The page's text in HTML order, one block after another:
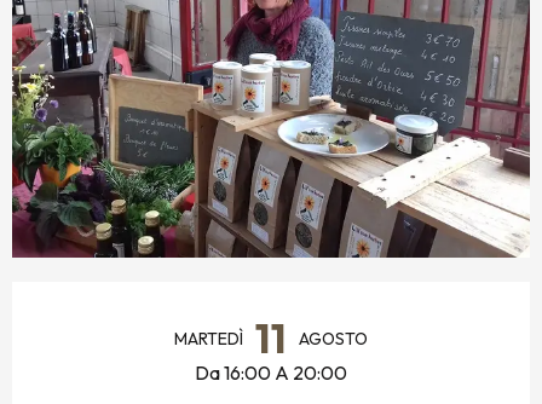
MARTEDÌ 11 AGOSTO
Da 16:00 A 20:00